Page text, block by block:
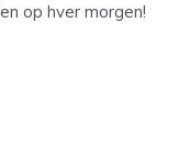
op hver morgen!